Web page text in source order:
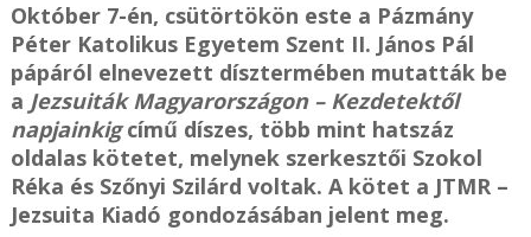
Október 7-én, csütörtökön este a Pázmány
Péter Katolikus Egyetem Szent II. János Pál
pápáról elnevezett dísztermében mutatták be
a Jezsuiták Magyarországon – Kezdetektől
napjainkigcímű díszes, több mint hatszáz
oldalas kötetet, melynek szerkesztői Szokol
Réka és Szőnyi Szilárd voltak. A kötet a JTMR –
Jezsuita Kiadó gondozásában jelent meg.